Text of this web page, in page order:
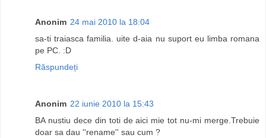
Anonim 24 mai 2010 la 18:04
sa-ti traiasca familia. uite d-aia nu suport eu limba romana
pe PC. :D
Răspundeți
Anonim 22 iunie 2010 la 15:43
BA nustiu dece din toti de aici mie tot nu-mi merge.Trebuie
doar sa dau ''rename'' sau cum ?